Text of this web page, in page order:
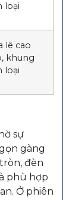
loại
lê cao
khung
loại
sự
gàng
đèn
phù hợp
Ở phiên